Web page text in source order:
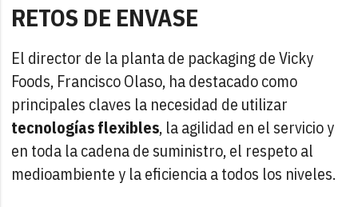
RETOS DE ENVASE
El director de la planta de packaging de Vicky
Foods, Francisco Olaso, ha destacado como
principales claves la necesidad de utilizar
tecnologías flexibles, la agilidad en el servicio y
en toda la cadena de suministro, el respeto al
medioambiente y la eficiencia a todos los niveles.